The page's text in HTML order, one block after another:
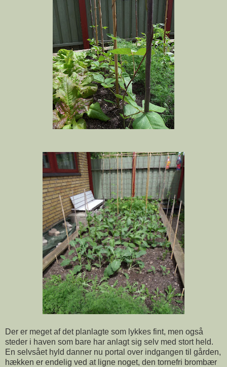
Der er meget af det planlagte som lykkes fint, men også
steder i haven som bare har anlagt sig selv med stort held.
En selvsået hyld danner nu portal over indgangen til gården,
hækken er endelig ved at ligne noget, den tornefri brombær